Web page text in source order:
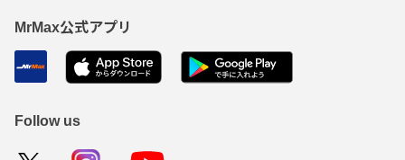
MrMax公式アプリ
Follow us